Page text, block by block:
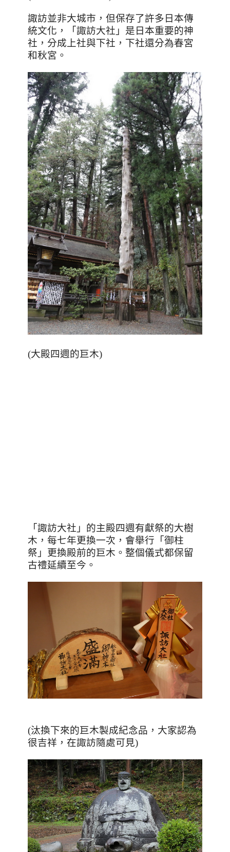
諏訪並非大城市，但保存了許多日本傳
統文化，「諏訪大社」是日本重要的神
社，分成上社與下社，下社還分為春宮
和秋宮。
(大殿四週的巨木)
「諏訪大社」的主殿四週有獻祭的大樹
木，每七年更換一次，會舉行「御柱
祭」更換殿前的巨木。整個儀式都保留
古禮延續至今。
(汰換下來的巨木製成紀念品，大家認為
很吉祥，在諏訪隨處可見)